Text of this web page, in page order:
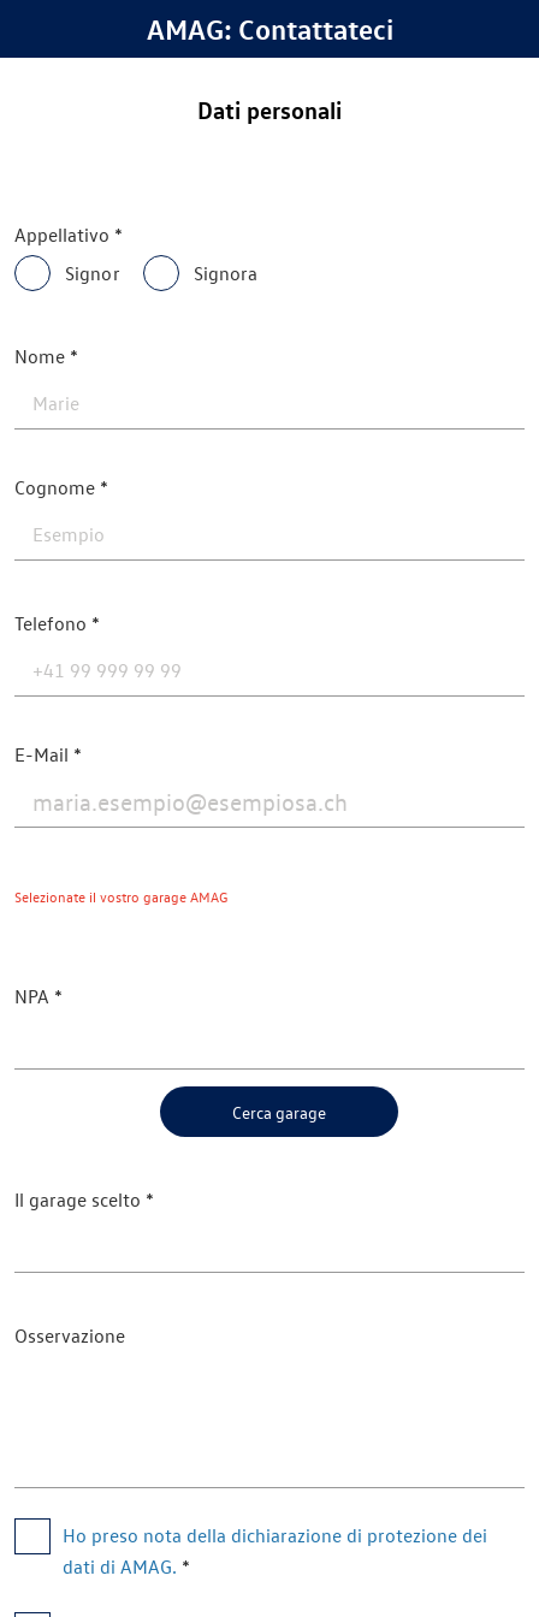
AMAG: Contattateci
Dati personali
Appellativo
Signor
Signora
Nome
Cognome
Telefono
E-Mail
Selezionate il vostro garage AMAG
NPA
Cerca garage
Il garage scelto
Osservazione
Ho preso nota della dichiarazione di protezione dei
dati di AMAG.